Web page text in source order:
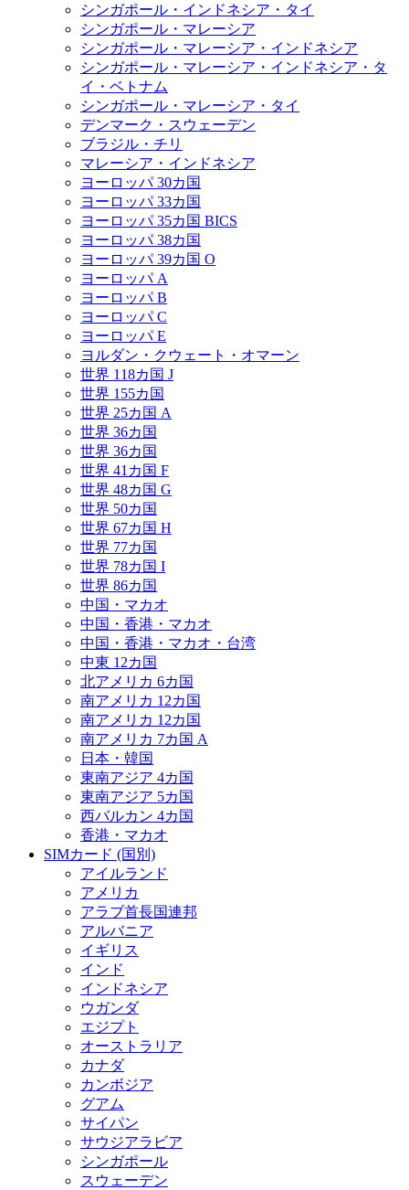
シンガポール・インドネシア・タイ
シンガポール・マレーシア
シンガポール・マレーシア・インドネシア
シンガポール・マレーシア・インドネシア・タ
イ・ベトナム
シンガポール・マレーシア・タイ
デンマーク・スウェーデン
ブラジル・チリ
マレーシア・インドネシア
ヨーロッパ 30カ国
ヨーロッパ 33カ国
ヨーロッパ 35カ国 BICS
ヨーロッパ 38カ国
ヨーロッパ 39カ国 O
ヨーロッパ A
ヨーロッパ B
ヨーロッパ C
ヨーロッパ E
ヨルダン・クウェート・オマーン
世界 118カ国 J
世界 155カ国
世界 25カ国 A
世界 36カ国
世界 36カ国
世界 41カ国 F
世界 48カ国 G
世界 50カ国
世界 67カ国 H
世界 77カ国
世界 78カ国 I
世界 86カ国
中国・マカオ
中国・香港・マカオ
中国・香港・マカオ・台湾
中東 12カ国
北アメリカ 6カ国
南アメリカ 12カ国
南アメリカ 12カ国
南アメリカ 7カ国 A
日本・韓国
東南アジア 4カ国
東南アジア 5カ国
西バルカン 4カ国
香港・マカオ
SIMカード (国別)
アイルランド
アメリカ
アラブ首長国連邦
アルバニア
イギリス
インド
インドネシア
ウガンダ
エジプト
オーストラリア
カナダ
カンボジア
グアム
サイパン
サウジアラビア
シンガポール
スウェーデン